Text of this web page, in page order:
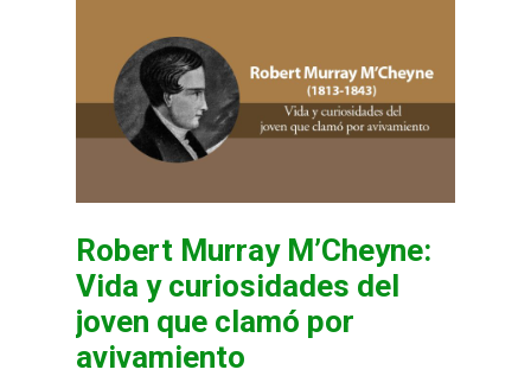
Robert Murray M’Cheyne:
Vida y curiosidades del
joven que clamó por
avivamiento